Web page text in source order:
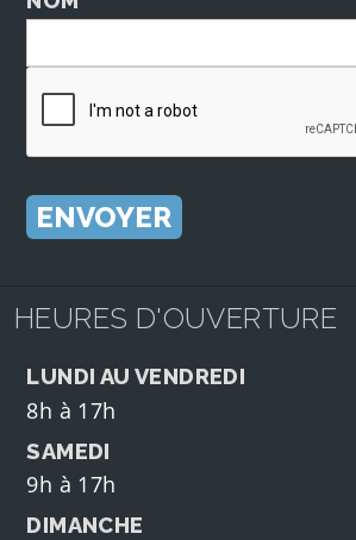
HEURES D'OUVERTURE
LUNDI AU VENDREDI
8h à 17h
SAMEDI
9h à 17h
DIMANCHE